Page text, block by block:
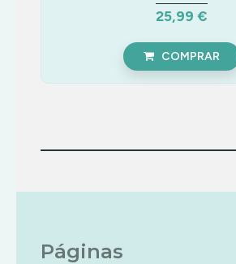
25,99 €
COMPRAR
Páginas